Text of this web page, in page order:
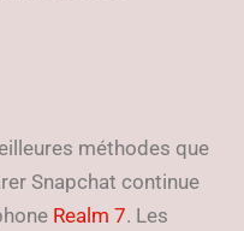
méthodes que
Snapchat continue
Realm 7. Les